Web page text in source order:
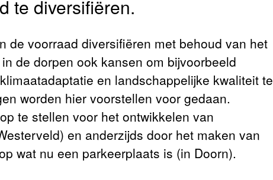
te diversifiëren.
de voorraad diversifiëren met behoud van het
de dorpen ook kansen om bijvoorbeeld
en landschappelijke kwaliteit te
worden hier voorstellen voor gedaan.
te stellen voor het ontwikkelen van
en anderzijds door het maken van
wat nu een parkeerplaats is (in Doorn).